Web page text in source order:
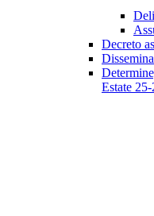
Decreto
Estate